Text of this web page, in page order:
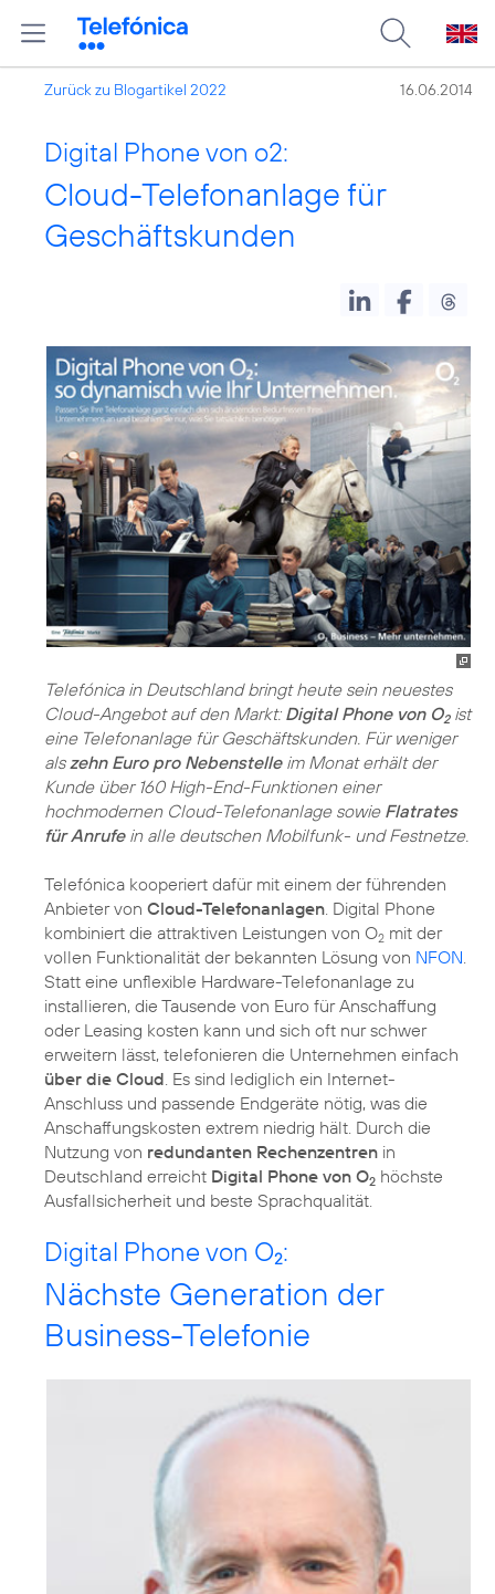
Zurück zu Blogartikel 2022 16.06.2014
Digital Phone von o2:
Cloud-Telefonanlage für
Geschäftskunden
Telefónica in Deutschland bringt heute sein neuestes
Cloud-Angebot auf den Markt: Digital Phone von O2ist
eine Telefonanlage für Geschäftskunden. Für weniger
alszehn Euro pro Nebenstelleim Monat erhält der
Kunde über 160 High-End-Funktionen einer
hochmodernen Cloud-Telefonanlage sowie Flatrates
für Anrufein alle deutschen Mobilfunk- und Festnetze.
Telefónica kooperiert dafür mit einem der führenden
Anbieter von Cloud-Telefonanlagen. Digital Phone
kombiniert die attraktiven Leistungen von O2 mit der
vollen Funktionalität der bekannten Lösung von NFON.
Statt eine unflexible Hardware-Telefonanlage zu
installieren, die Tausende von Euro für Anschaffung
oder Leasing kosten kann und sich oft nur schwer
erweitern lässt, telefonieren die Unternehmen einfach
über die Cloud. Es sind lediglich ein Internet-
Anschluss und passende Endgeräte nötig, was die
Anschaffungskosten extrem niedrig hält. Durch die
Nutzung von redundanten Rechenzentren in
Deutschland erreicht Digital Phone von O2 höchste
Ausfallsicherheit und beste Sprachqualität.
Digital Phone von O2:
Nächste Generation der
Business-Telefonie